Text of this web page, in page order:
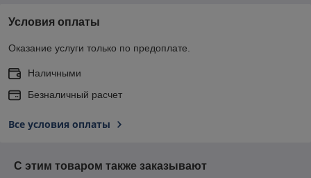
Условия оплаты
Оказание услуги только по предоплате.
Наличными
Безналичный расчет
Все условия оплаты
С этим товаром также заказывают